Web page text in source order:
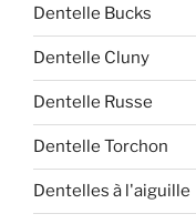
Dentelle Bucks
Dentelle Cluny
Dentelle Russe
Dentelle Torchon
Dentelles à l'aiguille